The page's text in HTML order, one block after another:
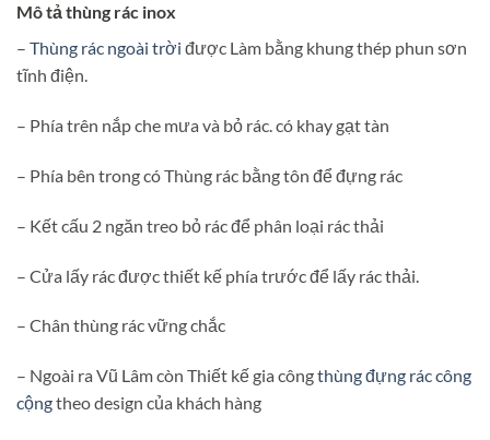
Mô tả thùng rác inox
– Thùng rác ngoài trời được Làm bằng khung thép phun sơn
tĩnh điện.
– Phía trên nắp che mưa và bỏ rác. có khay gạt tàn
– Phía bên trong có Thùng rác bằng tôn để đựng rác
– Kết cấu 2 ngăn treo bỏ rác để phân loại rác thải
– Cửa lấy rác được thiết kế phía trước để lấy rác thải.
– Chân thùng rác vững chắc
– Ngoài ra Vũ Lâm còn Thiết kế gia côngthùng đựng rác công
cộngtheo design của khách hàng